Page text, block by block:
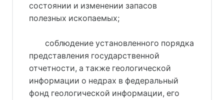
состоянии и изменении запасов
полезных ископаемых;
соблюдение установленного порядка
представления государственной
отчетности, а также геологической
информации о недрах в федеральный
фонд геологической информации, его